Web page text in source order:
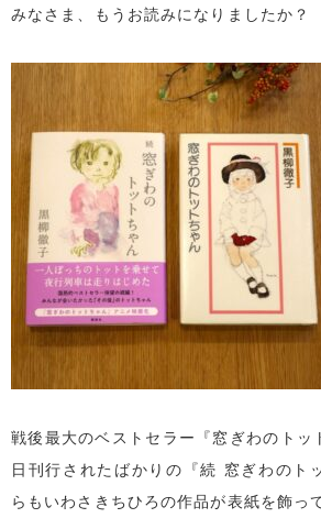
みなさま、もうお読みになりましたか？
戦後最大のベストセラー『窓ぎわのトッ
日刊行されたばかりの『続 窓ぎわのト
らもいわさきちひろの作品が表紙を飾っ